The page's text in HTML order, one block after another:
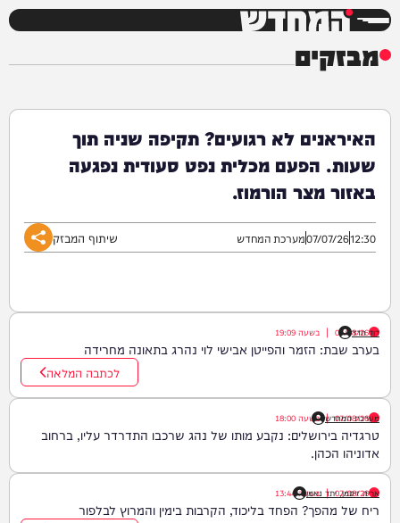
המחדש
מבזקים
האיראנים לא רגועים? תקיפה שניה תוך
שעות. הפעם מכלית נפט סעודית נפגעה
באזור מצר הורמוז.
12:30
07/07/26מערכת המחדש שיתוף המבזק
דוד חדד
07/08/26
| בשעה 19:09
בערב שבת: הזמר והפייטן אבישי לוי נהרג בתאונה מחרידה
לכתבה המלאה
מערכת המחדש
07/08/26
| בשעה 18:00
טרגדיה בירושלים: נקבע מותו של נהג שרכבו התדרדר עליו, ברחוב
אדוניהו הכהן.
אריה זיסמן, יתד נאמן
07/08/26
| בשעה13:44
ריח של מהפך? הפחד בליכוד, הקרבות בימין והמרוץ לבלפור